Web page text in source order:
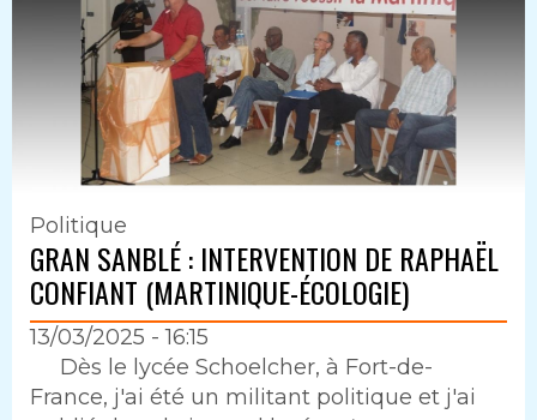
Politique
GRAN SANBLÉ : INTERVENTION DE RAPHAËL
CONFIANT (MARTINIQUE-ÉCOLOGIE)
13/03/2025 - 16:15
Intro
Dès le lycée Schoelcher, à Fort-de-
France, j'ai été un militant politique et j'ai